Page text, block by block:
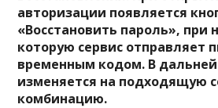
авторизации появляется
«Восстановить пароль», при
которую сервис отправляет
временным кодом. В
изменяется на подходящую
комбинацию.